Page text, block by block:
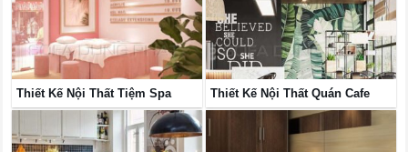
Thiết Kế Nội Thất Tiệm Spa Thiết Kế Nội Thất Quán Cafe